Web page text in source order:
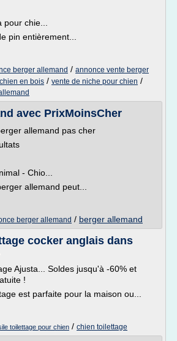
chie...
pin entièrement...
berger allemand / annonce vente berger
en bois / vente de niche pour chien /
avec PrixMoinsCher
allemand pas cher
- Chio...
allemand peut...
berger allemand / berger allemand
cocker anglais dans
Ajusta... Soldes jusqu'à -60% et
!
est parfaite pour la maison ou...
toilettage pour chien / chien toilettage